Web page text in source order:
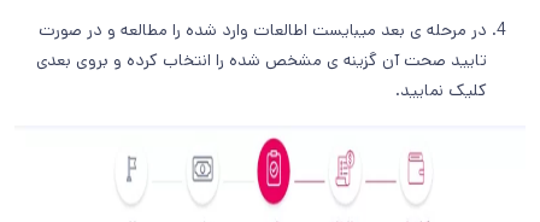
در مرحله ی بعد میبایست اطالعات وارد شده را مطالعه و در صورت
تایید صحت آن گزینه ی مشخص شده را انتخاب کرده و بروی بعدی
کلیک نمایید.